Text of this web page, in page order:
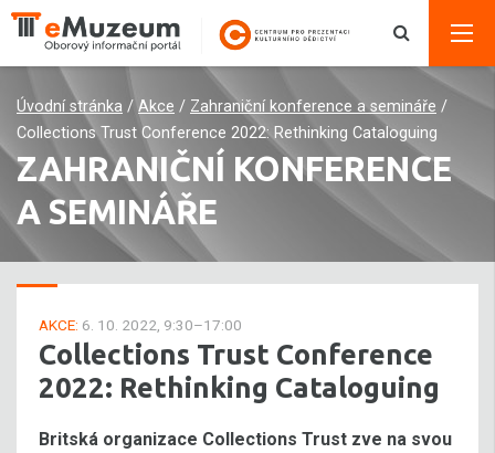
Úvodní stránka / Akce / Zahraniční konference a semináře /
Collections Trust Conference 2022: Rethinking Cataloguing
ZAHRANIČNÍ KONFERENCE
A SEMINÁŘE
AKCE: 6. 10. 2022, 9:30–17:00
Collections Trust Conference
2022: Rethinking Cataloguing
Britská organizace Collections Trust zve na svou